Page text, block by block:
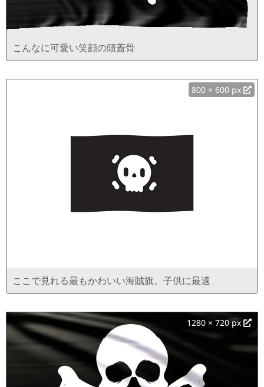
こんなに可愛い笑顔の頭蓋骨
800 × 600 px
ここで見れる最もかわいい海賊旗。子供に最適
1280 × 720 px